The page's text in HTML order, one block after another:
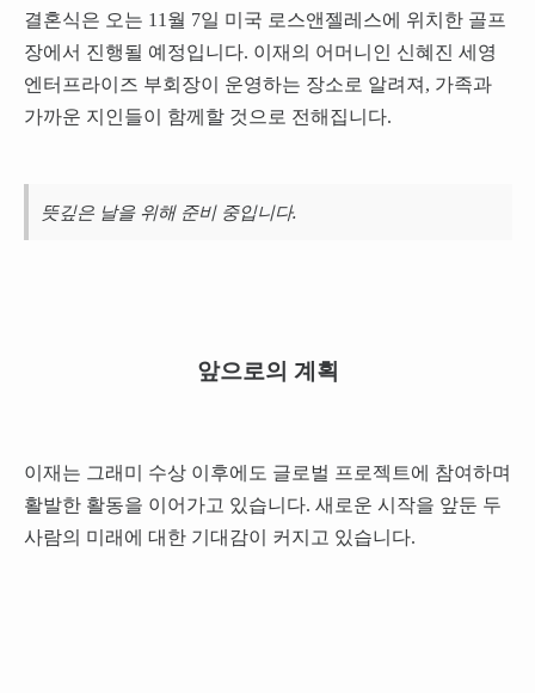
결혼식은 오는 11월 7일 미국 로스앤젤레스에 위치한 골프
장에서 진행될 예정입니다. 이재의 어머니인 신혜진 세영
엔터프라이즈 부회장이 운영하는 장소로 알려져, 가족과
가까운 지인들이 함께할 것으로 전해집니다.
뜻깊은 날을 위해 준비 중입니다.
앞으로의 계획
이재는 그래미 수상 이후에도 글로벌 프로젝트에 참여하며
활발한 활동을 이어가고 있습니다. 새로운 시작을 앞둔 두
사람의 미래에 대한 기대감이 커지고 있습니다.